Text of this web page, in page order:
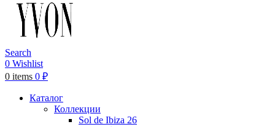
Search
0 Wishlist
0 items 0 ₽
Каталог
Коллекции
Sol de Ibiza 26